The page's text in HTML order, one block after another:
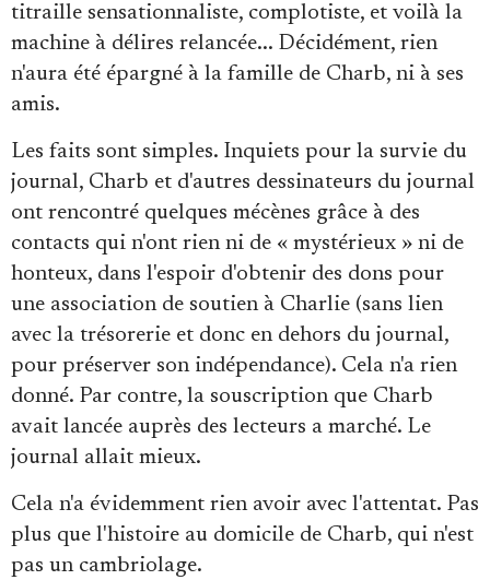
titraille sensationnaliste, complotiste, et voilà la
machine à délires relancée... Décidément, rien
n'aura été épargné à la famille de Charb, ni à ses
amis.
Les faits sont simples. Inquiets pour la survie du
journal, Charb et d'autres dessinateurs du journal
ont rencontré quelques mécènes grâce à des
contacts qui n'ont rien ni de « mystérieux » ni de
honteux, dans l'espoir d'obtenir des dons pour
une association de soutien à Charlie (sans lien
avec la trésorerie et donc en dehors du journal,
pour préserver son indépendance). Cela n'a rien
donné. Par contre, la souscription que Charb
avait lancée auprès des lecteurs a marché. Le
journal allait mieux.
Cela n'a évidemment rien avoir avec l'attentat. Pas
plus que l'histoire au domicile de Charb, qui n'est
pas un cambriolage.